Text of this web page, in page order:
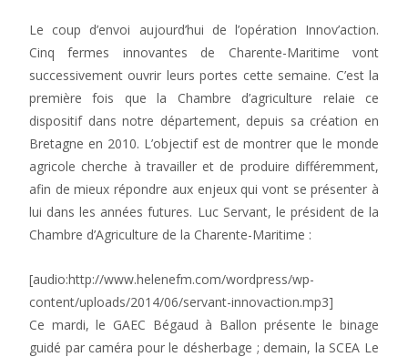
Le coup d’envoi aujourd’hui de l’opération Innov’action.
Cinq fermes innovantes de Charente-Maritime vont
successivement ouvrir leurs portes cette semaine. C’est la
première fois que la Chambre d’agriculture relaie ce
dispositif dans notre département, depuis sa création en
Bretagne en 2010. L’objectif est de montrer que le monde
agricole cherche à travailler et de produire différemment,
afin de mieux répondre aux enjeux qui vont se présenter à
lui dans les années futures. Luc Servant, le président de la
Chambre d’Agriculture de la Charente-Maritime :
[audio:http://www.helenefm.com/wordpress/wp-
content/uploads/2014/06/servant-innovaction.mp3]
Ce mardi, le GAEC Bégaud à Ballon présente le binage
guidé par caméra pour le désherbage ; demain, la SCEA Le